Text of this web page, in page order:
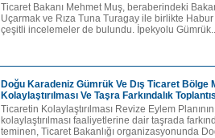
Ticaret Bakanı Mehmet Muş, beraberindeki
Uçarmak ve Rıza Tuna Turagay ile birlikte Habur
çeşitli incelemeler de bulundu. İpekyolu
Doğu Karadeniz Gümrük Ve Dış Ticaret Bölge
Kolaylaştırılması Ve Taşra Farkındalık
Ticaretin Kolaylaştırılması Revize Eylem
kolaylaştırılması faaliyetlerine dair taşrada
teminen, Ticaret Bakanlığı organizasyonunda